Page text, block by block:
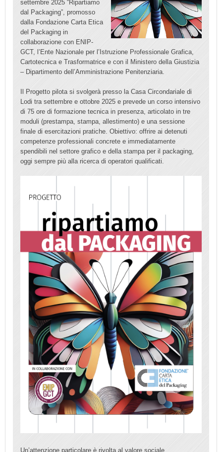
settembre 2025 “Ripartiamo
dal Packaging”, promosso
dalla Fondazione Carta Etica
del Packaging in
collaborazione con ENIP-
GCT, l’Ente Nazionale per l’Istruzione Professionale Grafica,
Cartotecnica e Trasformatrice e con il Ministero della Giustizia
– Dipartimento dell’Amministrazione Penitenziaria.
Il Progetto pilota si svolgerà presso la Casa Circondariale di
Lodi tra settembre e ottobre 2025 e prevede un corso intensivo
di 75 ore di formazione tecnica in presenza, articolato in tre
moduli (prestampa, stampa, allestimento) e una sessione
finale di esercitazioni pratiche. Obiettivo: offrire ai detenuti
competenze professionali concrete e immediatamente
spendibili nel settore grafico e della stampa per il packaging,
oggi sempre più alla ricerca di operatori qualificati.
Un’attenzione particolare è rivolta al valore sociale